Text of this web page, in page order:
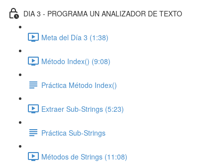
DIA 3 - PROGRAMA UN ANALIZADOR DE TEXTO
Meta del Día 3 (1:38)
Método Index() (9:08)
Práctica Método Index()
Extraer Sub-Strings (5:23)
Práctica Sub-Strings
Métodos de Strings (11:08)